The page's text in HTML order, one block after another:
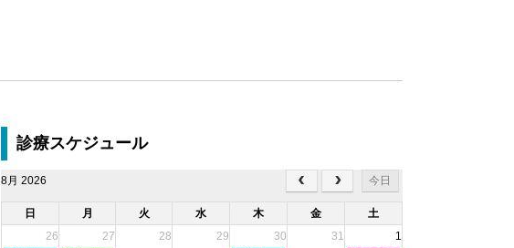
診療スケジュール
8月 2026 今日
日 月 火 水 木 金
土
26
27 28 29 30 31 1